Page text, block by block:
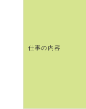
仕事の内容